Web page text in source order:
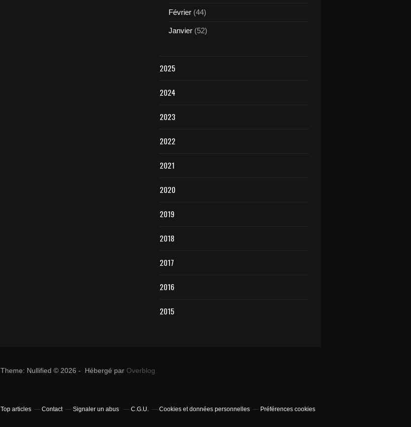
Février (44)
Janvier (52)
2025
2024
2023
2022
2021
2020
2019
2018
2017
2016
2015
Theme: Nullified © 2026 - Hébergé par Overblog
Top articles Contact Signaler un abus C.G.U. Cookies et données personnelles Préférences cookies